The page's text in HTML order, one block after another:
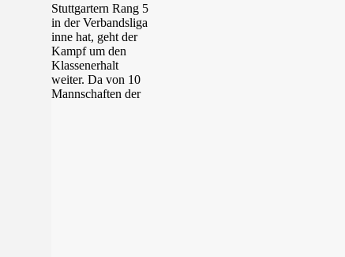
Stuttgartern Rang 5
in der Verbandsliga
inne hat, geht der
Kampf um den
Klassenerhalt
weiter. Da von 10
Mannschaften der